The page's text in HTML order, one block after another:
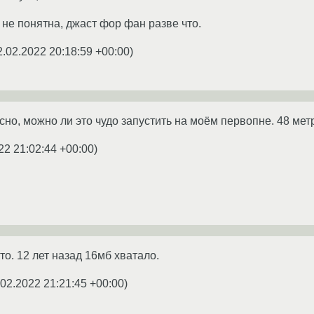
понятна, джаст фор фан разве что.
20:18:59 +00:00)
можно ли это чудо запустить на моём первопне. 48
21:02:44 +00:00)
12 лет назад 16мб хватало.
21:21:45 +00:00)